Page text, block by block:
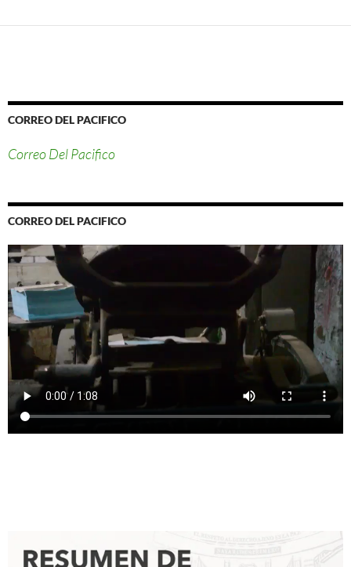
CORREO DEL PACIFICO
Correo Del Pacifico
CORREO DEL PACIFICO